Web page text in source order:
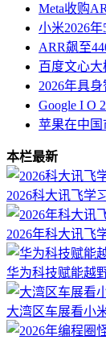
Meta收购
小米2026
ARR飙至
百度文心
2026年具
Google I O
苹果在中国
本栏最新
2026科大讯飞学
2026年科大讯飞
华为科技赋能越
大湾区车展看小